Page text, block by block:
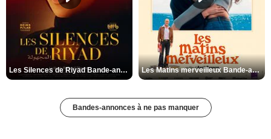
Les Silences de Riyad Bande-annonce VO STFR Les Matins merveilleux Bande-annonce VF
Bandes-annonces à ne pas manquer